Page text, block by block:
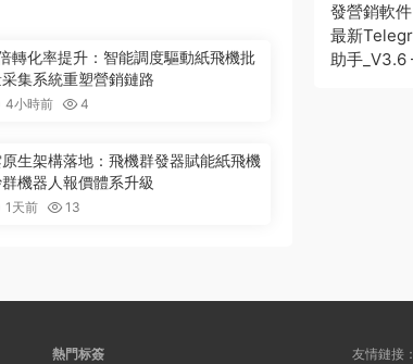
轉化率提升：智能調度驅動紙飛機批
集系統重塑營銷鏈路
4小時前 4
原生架構落地：飛機群發器賦能紙飛機
機器人報價體系升級
1天前 13
發營銷軟件
最新
助手_V3.6
熱門标簽
友情鏈接：